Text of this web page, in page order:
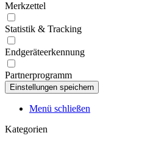
Merkzettel
Statistik & Tracking
Endgeräteerkennung
Partnerprogramm
Menü schließen
Kategorien